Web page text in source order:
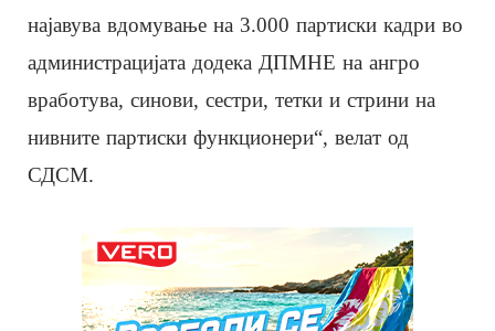
најавува вдомување на 3.000 партиски кадри во
администрацијата додека ДПМНЕ на ангро
вработува, синови, сестри, тетки и стрини на
нивните партиски функционери“, велат од
СДСМ.